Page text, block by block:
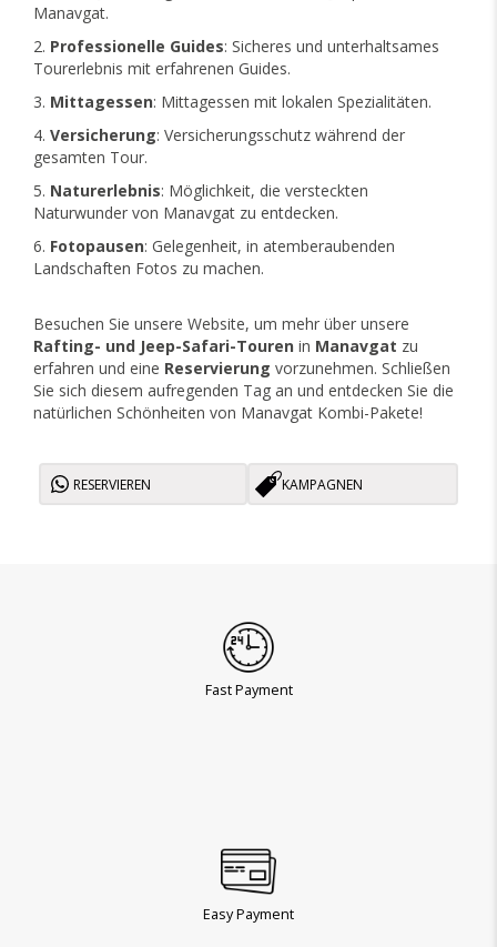
Manavgat.
Professionelle Guides: Sicheres und unterhaltsames
Tourerlebnis mit erfahrenen Guides.
Mittagessen: Mittagessen mit lokalen Spezialitäten.
Versicherung: Versicherungsschutz während der
gesamten Tour.
Naturerlebnis: Möglichkeit, die versteckten
Naturwunder von Manavgat zu entdecken.
Fotopausen: Gelegenheit, in atemberaubenden
Landschaften Fotos zu machen.
Besuchen Sie unsere Website, um mehr über unsere
Rafting- und Jeep-Safari-Touren in Manavgat zu
erfahren und eine Reservierung vorzunehmen. Schließen
Sie sich diesem aufregenden Tag an und entdecken Sie die
natürlichen Schönheiten von Manavgat Kombi-Pakete!
RESERVIEREN KAMPAGNEN
Fast Payment
Easy Payment